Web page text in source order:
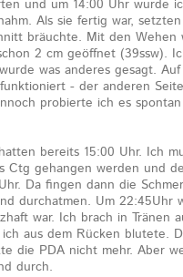
und um 14:00 Uhr wurde
Als sie fertig war,
bräuchte. Mit den
2 cm geöffnet (39ssw).
was anderes gesagt.
- der anderen
probierte ich es
bereits 15:00 Uhr. Ich
Ctg gehangen werden und
Da fingen dann die
durchatmen. Um 22:45Uhr
war. Ich brach in Tränen
aus dem Rücken blutete.
die PDA nicht mehr. Aber
durch.